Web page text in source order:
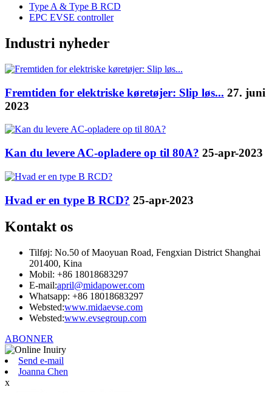
Type A & Type B RCD
EPC EVSE controller
Industri nyheder
Fremtiden for elektriske køretøjer: Slip løs... 27. juni
2023
Kan du levere AC-opladere op til 80A? 25-apr-2023
Hvad er en type B RCD? 25-apr-2023
Kontakt os
Tilføj: No.50 of Maoyuan Road, Fengxian District Shanghai
201400, Kina
Mobil: +86 18018683297
E-mail:april@midapower.com
Whatsapp: +86 18018683297
Websted:www.midaevse.com
Websted:www.evsegroup.com
ABONNER
Send e-mail
Joanna Chen
x